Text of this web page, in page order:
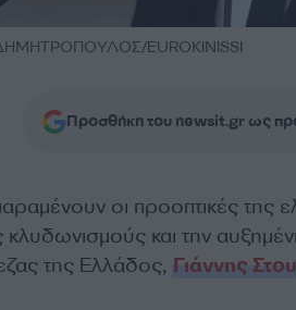
EUROKINISSI
Προσθήκη του newsit.gr ως
οι προοπτικές της
και την
της Ελλάδος, Γιάννης